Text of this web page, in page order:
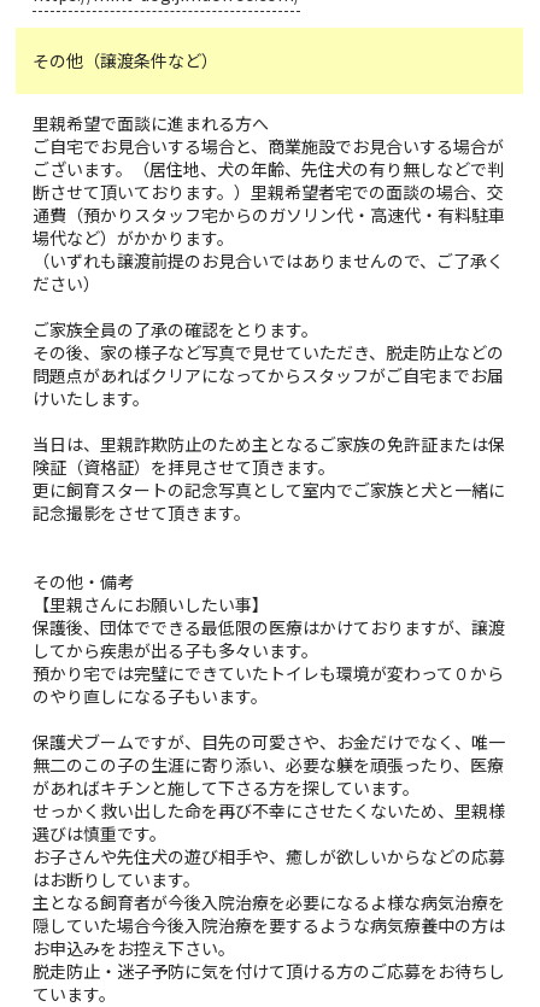
その他（譲渡条件など）
里親希望で面談に進まれる方へ
ご自宅でお見合いする場合と、商業施設でお見合いする場合が
ございます。（居住地、犬の年齢、先住犬の有り無しなどで判
断させて頂いております。）里親希望者宅での面談の場合、交
通費（預かりスタッフ宅からのガソリン代・高速代・有料駐車
場代など）がかかります。
（いずれも譲渡前提のお見合いではありませんので、ご了承く
ださい）
ご家族全員の了承の確認をとります。
その後、家の様子など写真で見せていただき、脱走防止などの
問題点があればクリアになってからスタッフがご自宅までお届
けいたします。
当日は、里親詐欺防止のため主となるご家族の免許証または保
険証（資格証）を拝見させて頂きます。
更に飼育スタートの記念写真として室内でご家族と犬と一緒に
記念撮影をさせて頂きます。
その他・備考
【里親さんにお願いしたい事】
保護後、団体でできる最低限の医療はかけておりますが、譲渡
してから疾患が出る子も多々います。
預かり宅では完璧にできていたトイレも環境が変わって０から
のやり直しになる子もいます。
保護犬ブームですが、目先の可愛さや、お金だけでなく、唯一
無二のこの子の生涯に寄り添い、必要な躾を頑張ったり、医療
があればキチンと施して下さる方を探しています。
せっかく救い出した命を再び不幸にさせたくないため、里親様
選びは慎重です。
お子さんや先住犬の遊び相手や、癒しが欲しいからなどの応募
はお断りしています。
主となる飼育者が今後入院治療を必要になるよ様な病気治療を
隠していた場合今後入院治療を要するような病気療養中の方は
お申込みをお控え下さい。
脱走防止・迷子予防に気を付けて頂ける方のご応募をお待ちし
ています。